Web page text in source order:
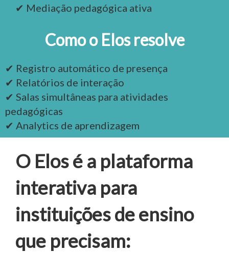
✔ Mediação pedagógica ativa
Como o Elos resolve
✔ Registro automático de presença
✔ Relatórios de interação
✔ Salas simultâneas para atividades
pedagógicas
✔ Analytics de aprendizagem
O Elos é a plataforma
interativa para
instituições de ensino
que precisam: